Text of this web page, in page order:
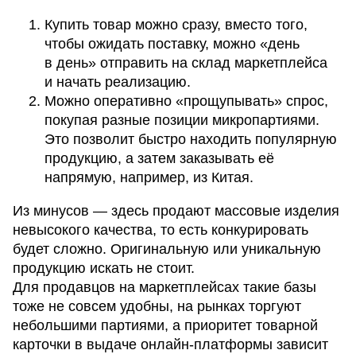
Купить товар можно сразу, вместо того,
чтобы ожидать поставку, можно «день
в день» отправить на склад маркетплейса
и начать реализацию.
Можно оперативно «прощупывать» спрос,
покупая разные позиции микропартиями.
Это позволит быстро находить популярную
продукцию, а затем заказывать её
напрямую, например, из Китая.
Из минусов — здесь продают массовые изделия
невысокого качества, то есть конкурировать
будет сложно. Оригинальную или уникальную
продукцию искать не стоит.
Для продавцов на маркетплейсах такие базы
тоже не совсем удобны, на рынках торгуют
небольшими партиями, а приоритет товарной
карточки в выдаче онлайн-платформы зависит